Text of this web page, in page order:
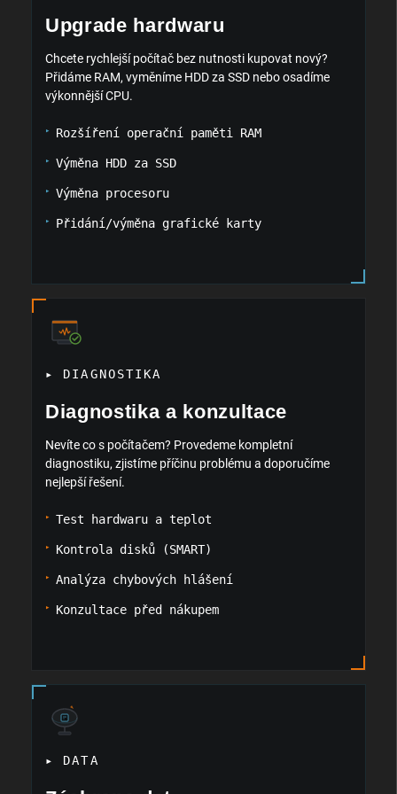
Upgrade hardwaru
Chcete rychlejší počítač bez nutnosti kupovat nový?
Přidáme RAM, vyměníme HDD za SSD nebo osadíme
výkonnější CPU.
Rozšíření operační paměti RAM
Výměna HDD za SSD
Výměna procesoru
Přidání/výměna grafické karty
▸ DIAGNOSTIKA
Diagnostika a konzultace
Nevíte co s počítačem? Provedeme kompletní
diagnostiku, zjistíme příčinu problému a doporučíme
nejlepší řešení.
Test hardwaru a teplot
Kontrola disků (SMART)
Analýza chybových hlášení
Konzultace před nákupem
▸ DATA